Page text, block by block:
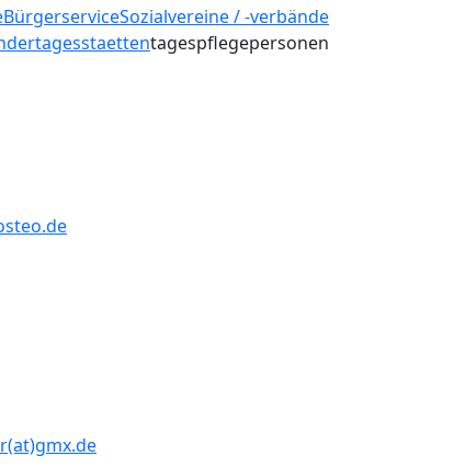
BürgerserviceSozialvereine / -verbände
tagespflegepersonen